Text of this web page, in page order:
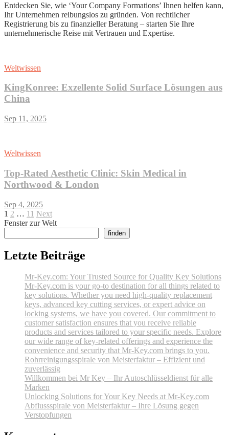
Entdecken Sie, wie ‘Your Company Formations’ Ihnen helfen kann,
Ihr Unternehmen reibungslos zu gründen. Von rechtlicher
Registrierung bis zu finanzieller Beratung – starten Sie Ihre
unternehmerische Reise mit Vertrauen und Expertise.
Weltwissen
KingKonree: Exzellente Solid Surface Lösungen aus
China
Sep 11, 2025
Weltwissen
Top-Rated Aesthetic Clinic: Skin Medical in
Northwood & London
Sep 4, 2025
Posts
pagination
Page
1 Page
2 … Page
11 NextNext
page
Fenster zur Welt
finden
Letzte Beiträge
Mr-Key.com: Your Trusted Source for Quality Key Solutions
Mr-Key.com is your go-to destination for all things related to
key solutions. Whether you need high-quality replacement
keys, advanced key cutting services, or expert advice on
locking systems, we have you covered. Our commitment to
customer satisfaction ensures that you receive reliable
products and services tailored to your specific needs. Explore
our wide range of key-related offerings and experience the
convenience and security that Mr-Key.com brings to you.
Rohrreinigungsspirale von Meisterfaktur – Effizient und
zuverlässig
Willkommen bei Mr Key – Ihr Autoschlüsseldienst für alle
Marken
Unlocking Solutions for Your Key Needs at Mr-Key.com
Abflussspirale von Meisterfaktur – Ihre Lösung gegen
Verstopfungen